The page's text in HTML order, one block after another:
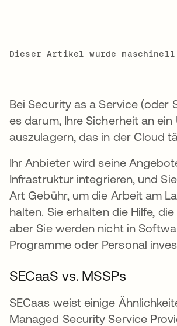
Dieser Artikel wurde
Bei Security as a Service (oder
es darum, Ihre Sicherheit an
auszulagern, das in der Cloud
Ihr Anbieter wird seine
Infrastruktur integrieren, und
Art Gebühr, um die Arbeit am
halten. Sie erhalten die Hilfe,
aber Sie werden nicht in
Programme oder Personal
SECaaS vs. MSSPs
SECaas weist einige
Managed Security Service